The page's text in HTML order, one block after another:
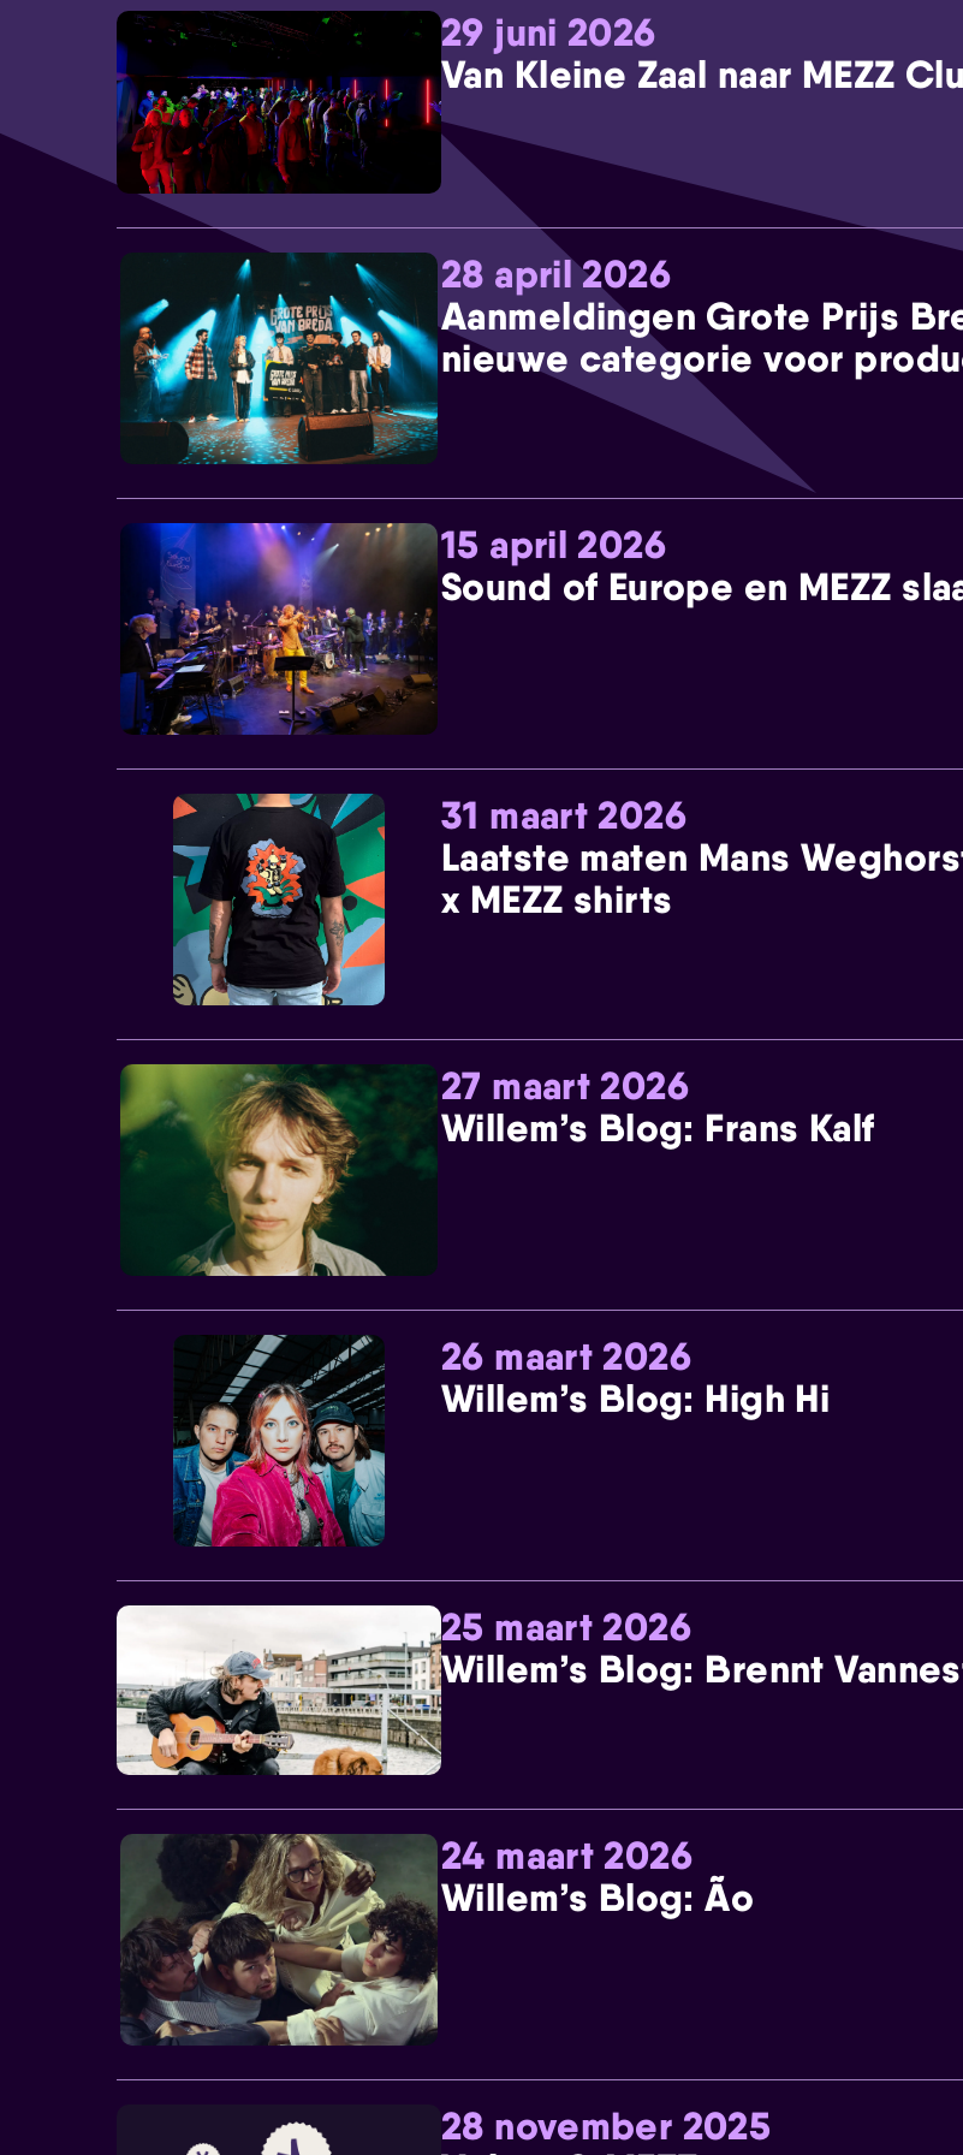
29 juni 2026
Van Kleine Zaal naar MEZZ
28 april 2026
Aanmeldingen Grote Prijs
nieuwe categorie voor
15 april 2026
Sound of Europe en MEZZ
31 maart 2026
Laatste maten Mans
x MEZZ shirts
27 maart 2026
Willem’s Blog: Frans Kalf
26 maart 2026
Willem’s Blog: High Hi
25 maart 2026
Willem’s Blog: Brennt
24 maart 2026
Willem’s Blog: Ão
28 november 2025